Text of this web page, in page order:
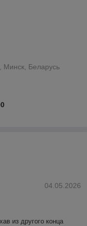
Минск, Беларусь
04.05.2026
из другого конца